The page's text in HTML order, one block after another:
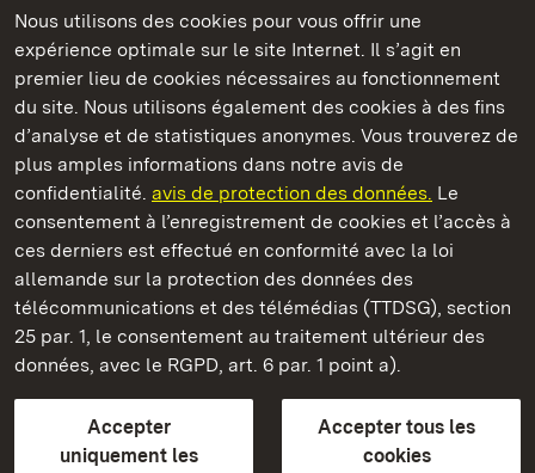
Nous utilisons des cookies pour vous offrir une
expérience optimale sur le site Internet. Il s’agit en
premier lieu de cookies nécessaires au fonctionnement
du site. Nous utilisons également des cookies à des fins
d’analyse et de statistiques anonymes. Vous trouverez de
plus amples informations dans notre avis de
confidentialité. avis de protection des données. Le
consentement à l’enregistrement de cookies et l’accès à
ces derniers est effectué en conformité avec la loi
allemande sur la protection des données des
télécommunications et des télémédias (TTDSG), section
25 par. 1, le consentement au traitement ultérieur des
données, avec le RGPD, art. 6 par. 1 point a).
Accepter
uniquement les
Accepter tous les
cookies
Châteaux et jardins publics du Bade-Wurtemberg
Staatliche Schlösser und Gärten Baden‑Württemberg
Châteaux et jardins publics du Bade-Wurtemberg
ContactFAQ et réponsesMentions légales
Protection des données
Explications sur l’accessibilité
BITV-konform (geprüfte Seiten)
plus loin